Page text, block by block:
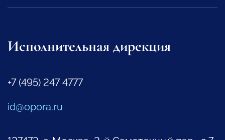
Исполнительная дирекция
+7 (495) 247 4777
id@opora.ru